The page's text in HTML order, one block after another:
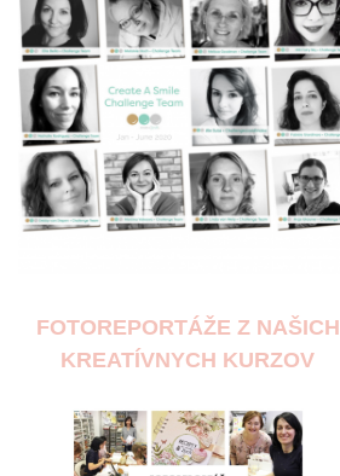
FOTOREPORTÁŽE Z NAŠICH
KREATÍVNYCH KURZOV